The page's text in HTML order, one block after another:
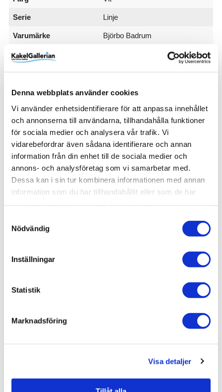
Denna webbplats använder cookies
Vi använder enhetsidentifierare för att anpassa innehållet
och annonserna till användarna, tillhandahålla funktioner
för sociala medier och analysera vår trafik. Vi
vidarebefordrar även sådana identifierare och annan
information från din enhet till de sociala medier och
annons- och analysföretag som vi samarbetar med.
Dessa kan i sin tur kombinera informationen med annan
information som du har tillhandahållit eller som de har
Nödvändig
Inställningar
Statistik
Marknadsföring
Visa detaljer
Serie Linje
Varumärke Björbo Badrum
SKU / artikelnummer:
Bad & kök / Badrum / Badrumstillbehör /Övriga tillbeh
ör
umsmöbler
Varumärken / Björbo Badrum / Badrumsmöbler /
hör badrumsmöbler
Badrumstillbehör, Dekorplatta